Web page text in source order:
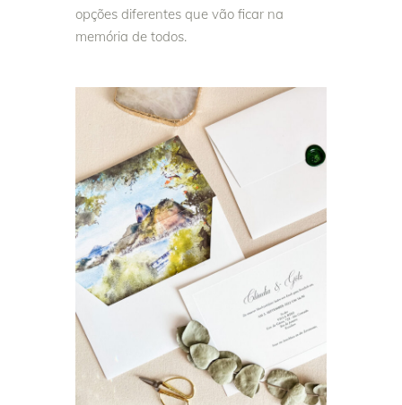
opções diferentes que vão ficar na
memória de todos.